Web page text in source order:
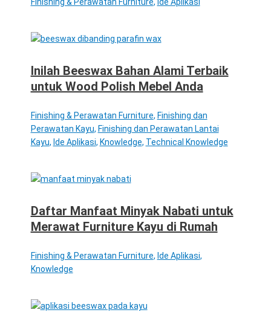
Inilah Beeswax Bahan Alami Terbaik
untuk Wood Polish Mebel Anda
Finishing & Perawatan Furniture, Finishing dan
Perawatan Kayu, Finishing dan Perawatan Lantai
Kayu, Ide Aplikasi, Knowledge, Technical Knowledge
Daftar Manfaat Minyak Nabati untuk
Merawat Furniture Kayu di Rumah
Finishing & Perawatan Furniture, Ide Aplikasi,
Knowledge